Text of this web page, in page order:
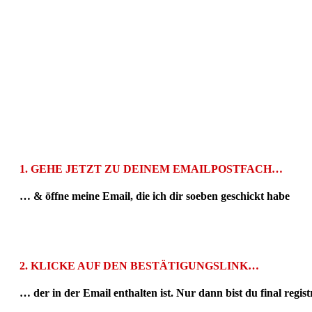
1. GEHE JETZT ZU DEINEM EMAILPOSTFACH…
… & öffne meine Email, die ich dir soeben geschickt habe
2. KLICKE AUF DEN BESTÄTIGUNGSLINK…
… der in der Email enthalten ist. Nur dann bist du final